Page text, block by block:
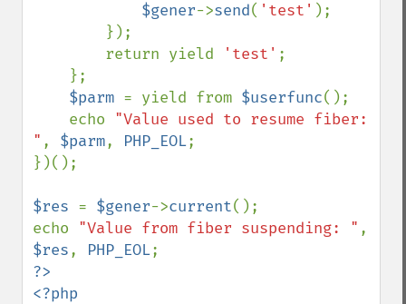
$gener->send( 'test' );
        return yield
'test' ;
$parm = yield from $userfunc();
    echo
"Value used to resume fiber:
" , $parm, PHP_EOL;
})();
$res = $gener->current();
echo "Value from fiber suspending: "
$res, PHP_EOL
?>
<?php